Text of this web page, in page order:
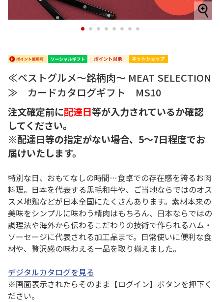
1 2 3 4 5 6 7 8
≪ベストグルメ～銘柄肉～ MEAT SELECTION
≫ カードカタログギフト MS10
注文確定前に配達日等が入力されているか確認
してください。
※配達日等の指定がない場合、5～7日程度でお
届けいたします。
特別な日、おもてなしの時間…食卓での存在感を誇るお肉
料理。日本を代表する黒毛和牛や、ご当地ならではのオス
スメ地鶏などが日本全国にたくさんあります。素材本来の
美味をシンプルに味わう精肉はもちろん、日本ならではの
調理法や海外から伝わるこだわりの技術で作られるハム・
ソーセージに代表される加工品まで。日常使いに便利な食
材や、贅沢感の味わえる一品を取り揃えました。
デジタルカタログを見る
※画面表示されたらそのまま【ログイン】ボタンを押下く
ださい。